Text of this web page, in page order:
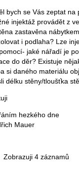
bych se Vás zeptat na
injektáž provádět z
zastavěna
i podlaha? Lze
jaké nářadí je
do děr? Existuje
si daného materiálu
délku stěny/tloušťka
hezkého dne
Mauer
Zobrazuji 4 záznamů